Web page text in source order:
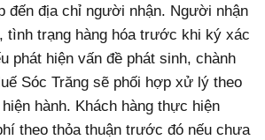
đến địa chỉ người nhận. Người nhận
tình trạng hàng hóa trước khi ký xác
phát hiện vấn đề phát sinh, chành
Sóc Trăng sẽ phối hợp xử lý theo
hành. Khách hàng thực hiện
theo thỏa thuận trước đó nếu chưa